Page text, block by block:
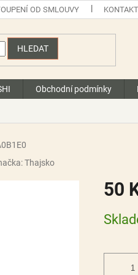
OD SMLOUVY
HLEDAT
Obchodní podmínky
Thajsko
50
cena: